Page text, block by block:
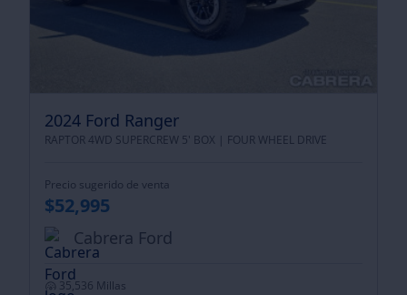
2024 Ford Ranger
RAPTOR 4WD SUPERCREW 5' BOX | FOUR WHEEL DRIVE
Precio sugerido de venta
$52,995
Cabrera Ford
35,536 Millas